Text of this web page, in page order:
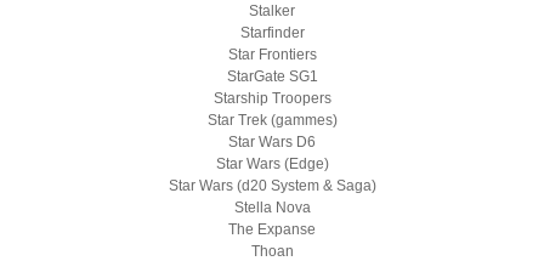
Stalker
Starfinder
Star Frontiers
StarGate SG1
Starship Troopers
Star Trek (gammes)
Star Wars D6
Star Wars (Edge)
Star Wars (d20 System & Saga)
Stella Nova
The Expanse
Thoan